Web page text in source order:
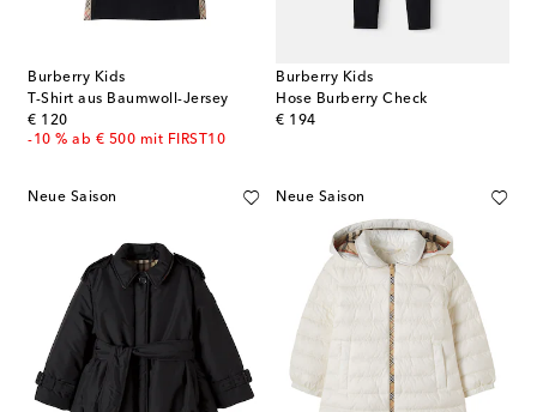
Burberry Kids
T-Shirt aus Baumwoll-Jersey
€ 120
original price
-10 % ab € 500 mit FIRST10
Burberry Kids
Hose Burberry Check
€ 194
original price
Neue Saison Neue Saison